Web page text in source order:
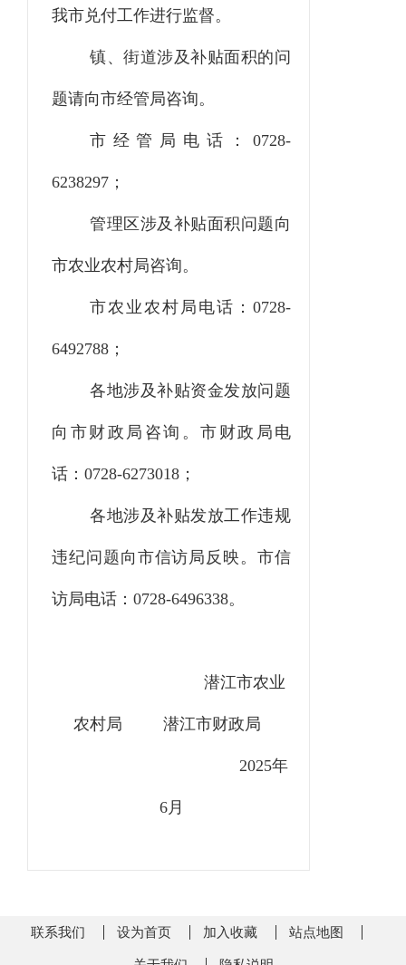
我市兑付工作进行监督。
镇、街道涉及补贴面积的问
题请向市经管局咨询。
市经管局电话：0728-
6238297；
管理区涉及补贴面积问题向
市农业农村局咨询。
市农业农村局电话：0728-
6492788；
各地涉及补贴资金发放问题
向市财政局咨询。市财政局电
话：0728-6273018；
各地涉及补贴发放工作违规
违纪问题向市信访局反映。市信
访局电话：0728-6496338。
潜江市农业
农村局 潜江市财政局
2025年
6月
联系我们 设为首页 加入收藏 站点地图